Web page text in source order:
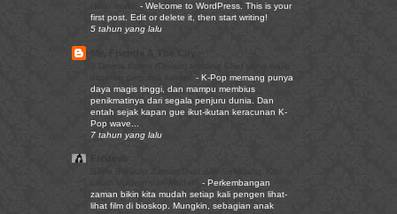
- Welcome to WordPress. This is your
first post. Edit or delete it, then start writing!
5 tahun yang lalu
- K-Pop memang punya
daya magis tinggi, dan mampu membius
penikmatinya dari segala penjuru dunia. Dan
entah sejak kapan gue ikut-ikutan keracunan K-
Pop wave...
7 tahun yang lalu
- Perkembangan
zaman bikin kita mudah setiap kali pengen lihat-
lihat film di bioskop. Mungkin, sebagian anak